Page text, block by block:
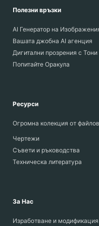
Полезни връзки
AI Генератор на
Вашата джобна AI агенция
Дигитални прозрения с Тони
Попитайте Оракула
Ресурси
Огромна колекция от
Чертежи
Съвети и ръководства
Техническа литература
За Нас
Изработване и